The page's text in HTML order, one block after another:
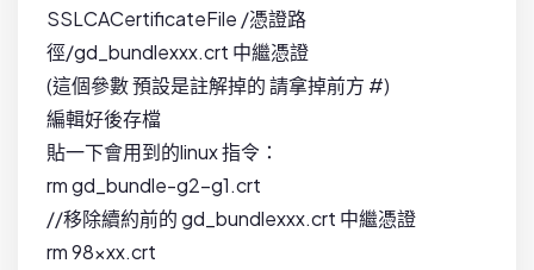
SSLCACertificateFile /憑證路
徑/gd_bundlexxx.crt 中繼憑證
(這個參數 預設是註解掉的 請拿掉前方 #)
編輯好後存檔
貼一下會用到的linux 指令：
rm gd_bundle-g2-g1.crt
//移除續約前的 gd_bundlexxx.crt 中繼憑證
rm 98xxx.crt